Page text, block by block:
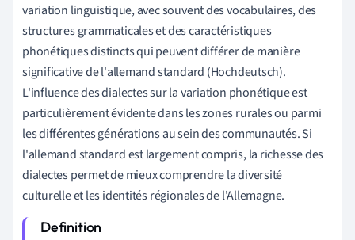
variation linguistique, avec souvent des vocabulaires, des
structures grammaticales et des caractéristiques
phonétiques distincts qui peuvent différer de manière
significative de l'allemand standard (Hochdeutsch).
L'influence des dialectes sur la variation phonétique est
particulièrement évidente dans les zones rurales ou parmi
les différentes générations au sein des communautés. Si
l'allemand standard est largement compris, la richesse des
dialectes permet de mieux comprendre la diversité
culturelle et les identités régionales de l'Allemagne.